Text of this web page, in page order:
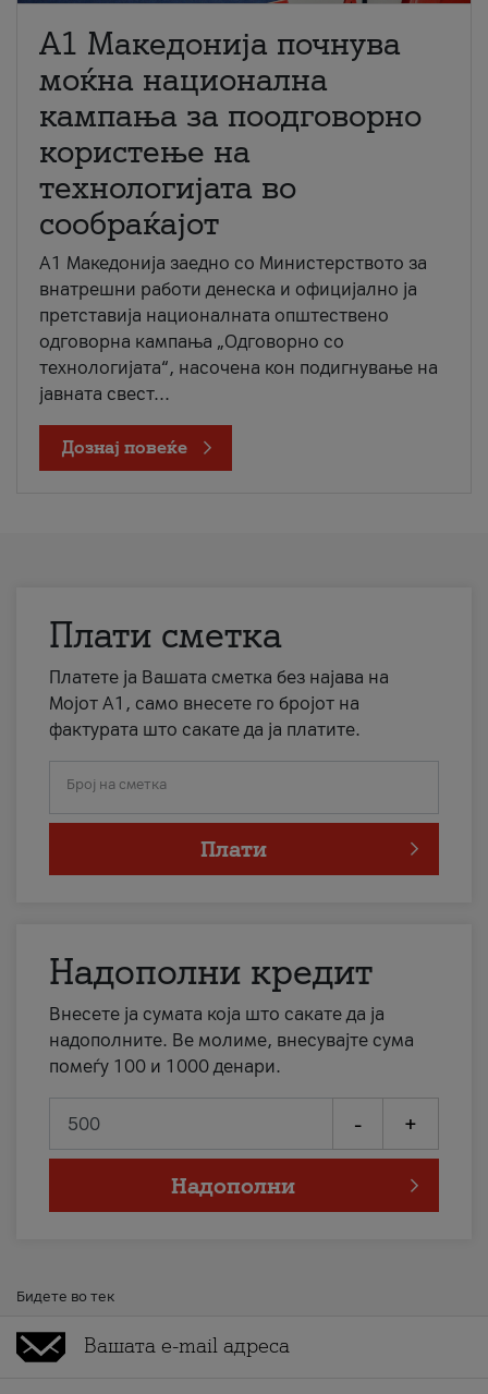
A1 Македонија почнува
моќна национална
кампања за поодговорно
користење на
технологијата во
сообраќајот
A1 Македонија заедно со Министерството за
внатрешни работи денеска и официјално ја
претставија националната општествено
одговорна кампања „Одговорно со
технологијата“, насочена кон подигнување на
јавната свест...
Дознај повеќе
Плати сметка
Платете ја Вашата сметка без најава на
Мојот А1, само внесете го бројот на
фактурата што сакате да ја платите.
Број на сметка
Плати
Надополни кредит
Внесете ја сумата која што сакате да ја
надополните. Ве молиме, внесувајте сума
помеѓу 100 и 1000 денари.
- +
Надополни
Бидете во тек